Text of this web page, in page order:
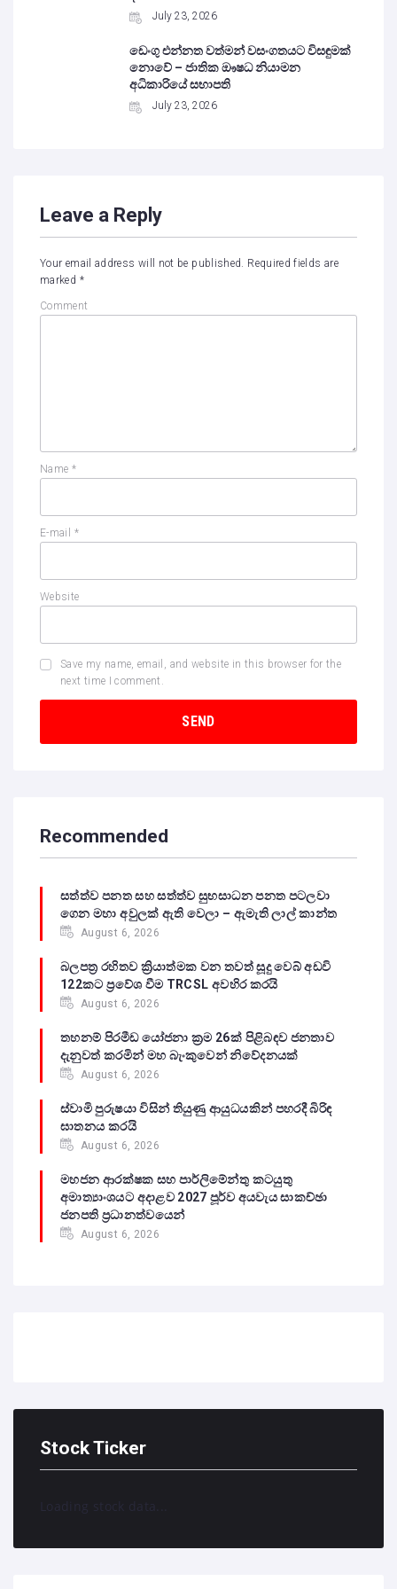
July 23, 2026
ඩෙංගු එන්නත වත්මන් වසංගතයට විසඳුමක්
නොවේ – ජාතික ඖෂධ නියාමන
අධිකාරියේ සභාපති
July 23, 2026
Leave a Reply
Your email address will not be published. Required fields are
marked *
Comment
Name *
E-mail *
Website
Save my name, email, and website in this browser for the
next time I comment.
Recommended
සත්ත්ව පනත සහ සත්ත්ව සුභසාධන පනත පටලවා
ගෙන මහා අවුලක් ඇති වෙලා – ඇමැති ලාල් කාන්ත
August 6, 2026
බලපත්‍ර රහිතව ක්‍රියාත්මක වන තවත් සූදු වෙබ් අඩවි
122කට ප්‍රවේශ වීම TRCSL අවහිර කරයි
August 6, 2026
තහනම් පිරමීඩ යෝජනා ක්‍රම 26ක් පිළිබඳව ජනතාව
දැනුවත් කරමින් මහ බැංකුවෙන් නිවේදනයක්
August 6, 2026
ස්වාමි පුරුෂයා විසින් තියුණු ආයුධයකින් පහරදී බිරිඳ
ඝාතනය කරයි
August 6, 2026
මහජන ආරක්ෂක සහ පාර්ලිමේන්තු කටයුතු
අමාත්‍යාංශයට අදාළව 2027 පූර්ව අයවැය සාකච්ඡා
ජනපති ප්‍රධානත්වයෙන්
August 6, 2026
Stock Ticker
Loading stock data...